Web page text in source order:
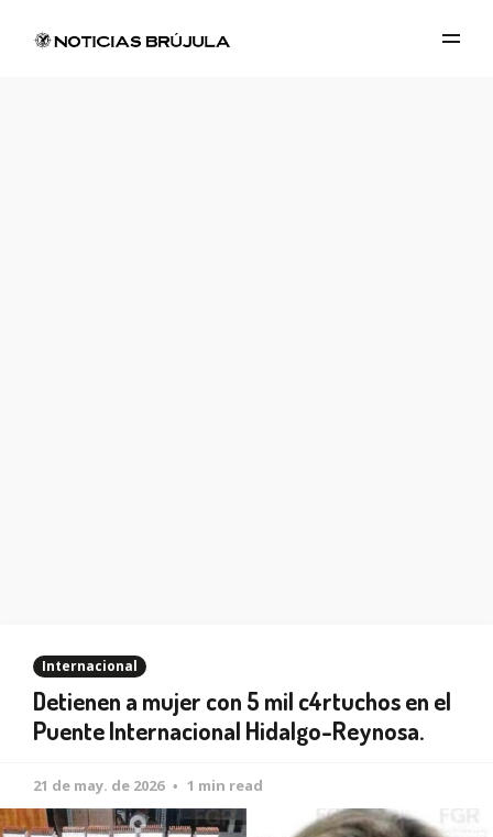
Internacional
Detienen a mujer con 5 mil c4rtuchos en el
Puente Internacional Hidalgo-Reynosa.
21 de may. de 2026 1 min read